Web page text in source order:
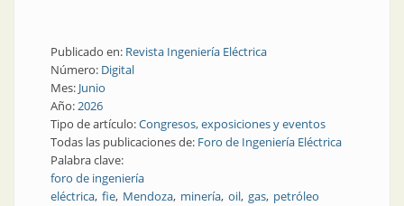
Publicado en: Revista Ingeniería Eléctrica
Número: Digital
Mes: Junio
Año:2026
Tipo de artículo:Congresos, exposiciones y eventos
Todas las publicaciones de: Foro de Ingeniería Eléctrica
Palabra clave:
foro de ingeniería
eléctrica fie Mendoza minería oil gas petróleo